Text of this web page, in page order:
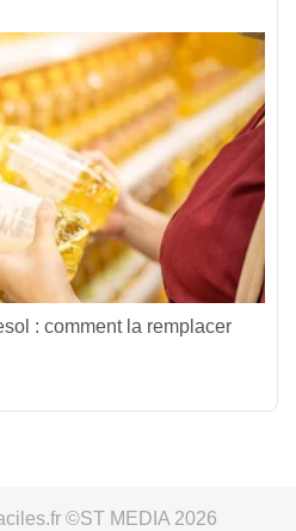
: comment la remplacer
©ST MEDIA 2026